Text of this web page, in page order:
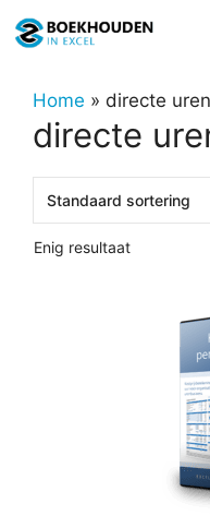
naar
inhoudHome » directe uren
directe
Enig resultaat